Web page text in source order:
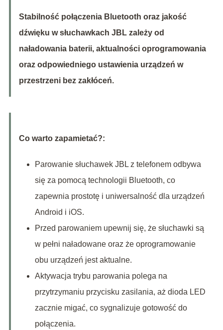
Stabilność połączenia Bluetooth oraz jakość
dźwięku w słuchawkach JBL zależy od
naładowania baterii, aktualności oprogramowania
oraz odpowiedniego ustawienia urządzeń w
przestrzeni bez zakłóceń.
Co warto zapamietać?:
Parowanie słuchawek JBL z telefonem odbywa
się za pomocą technologii Bluetooth, co
zapewnia prostotę i uniwersalność dla urządzeń
Android i iOS.
Przed parowaniem upewnij się, że słuchawki są
w pełni naładowane oraz że oprogramowanie
obu urządzeń jest aktualne.
Aktywacja trybu parowania polega na
przytrzymaniu przycisku zasilania, aż dioda LED
zacznie migać, co sygnalizuje gotowość do
połączenia.